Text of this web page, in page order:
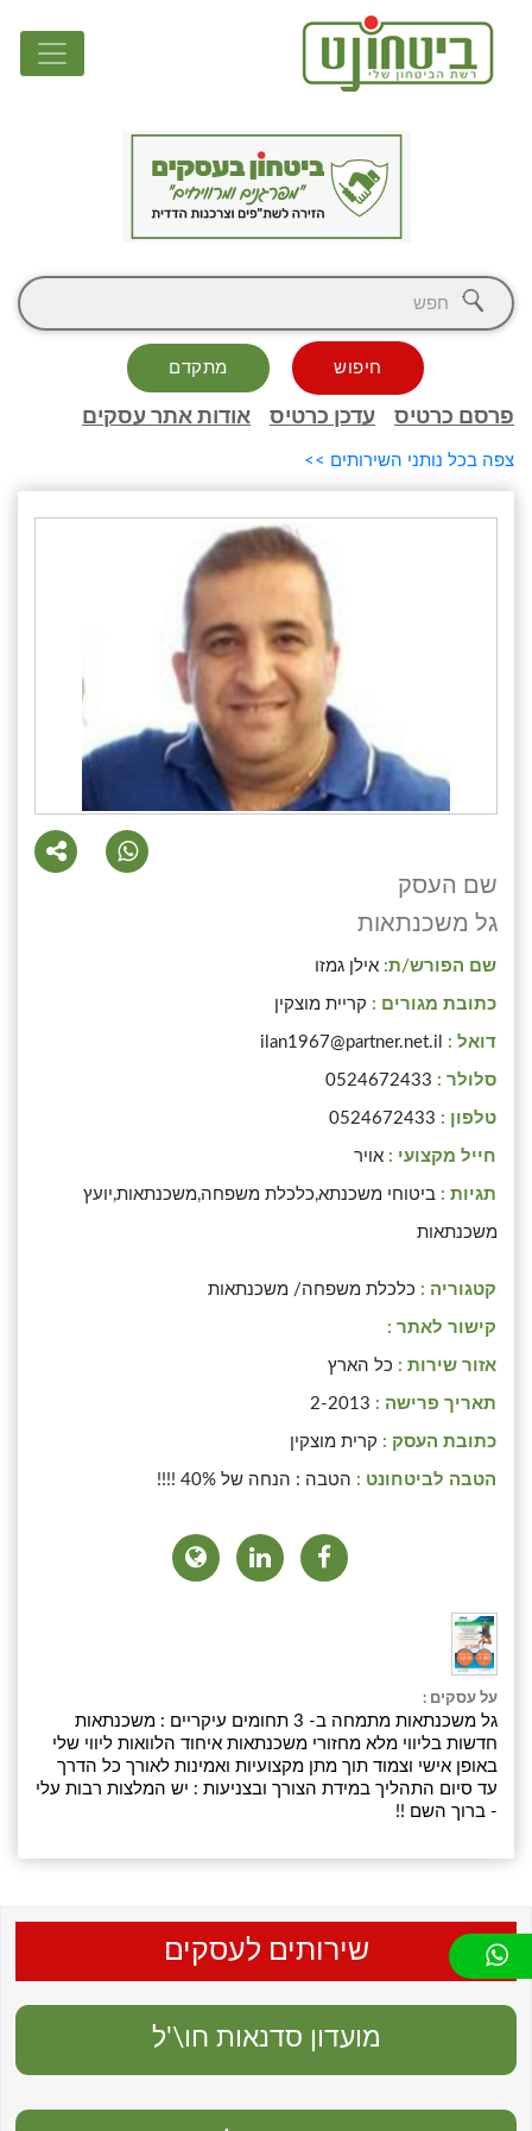
חיפוש מתקדם
פרסם כרטיס עדכן כרטיס אודות אתר עסקים
צפה בכל נותני השירותים >>
שם העסק
גל משכנתאות
שם הפורש/ת: אילן גמזו
כתובת מגורים : קריית מוצקין
דואל : ilan1967@partner.net.il
סלולר : 0524672433
טלפון : 0524672433
חייל מקצועי : אויר
תגיות : ביטוחי משכנתא,כלכלת משפחה,משכנתאות,יועץ
משכנתאות
קטגוריה : כלכלת משפחה/ משכנתאות
קישור לאתר :
אזור שירות : כל הארץ
תאריך פרישה : 2-2013
כתובת העסק : קרית מוצקין
הטבה לביטחונט : הטבה : הנחה של 40% !!!!
על עסקים :
גל משכנתאות מתמחה ב- 3 תחומים עיקריים : משכנתאות
חדשות בליווי מלא מחזורי משכנתאות איחוד הלוואות ליווי שלי
באופן אישי וצמוד תוך מתן מקצועיות ואמינות לאורך כל הדרך
עד סיום התהליך במידת הצורך ובצניעות : יש המלצות רבות עלי
- ברוך השם !!
שירותים לעסקים
מועדון סדנאות חו\'ל